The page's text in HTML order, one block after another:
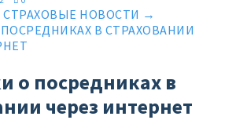
СТРАХОВЫЕ НОВОСТИ →
В СТРАХОВАНИИ
о посредниках в
через интернет